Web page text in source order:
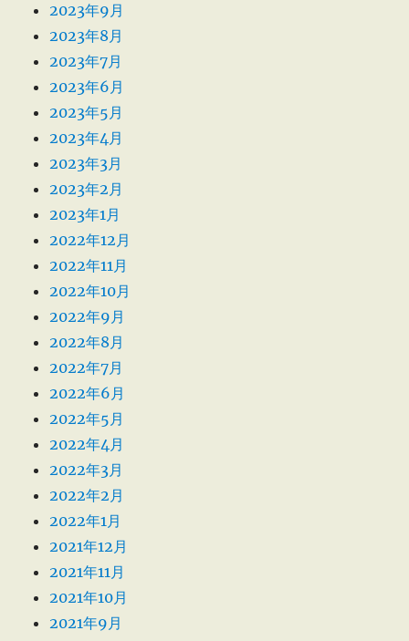
2023年9月
2023年8月
2023年7月
2023年6月
2023年5月
2023年4月
2023年3月
2023年2月
2023年1月
2022年12月
2022年11月
2022年10月
2022年9月
2022年8月
2022年7月
2022年6月
2022年5月
2022年4月
2022年3月
2022年2月
2022年1月
2021年12月
2021年11月
2021年10月
2021年9月